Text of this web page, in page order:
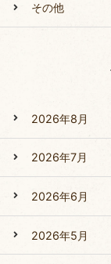
その他
2026年8月
2026年7月
2026年6月
2026年5月